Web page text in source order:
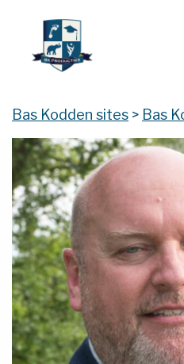
Bas Kodden sites > Bas